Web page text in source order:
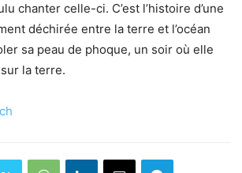
chanter celle-ci. C’est l’histoire d’une
déchirée entre la terre et l’océan
sa peau de phoque, un soir où elle
la terre.